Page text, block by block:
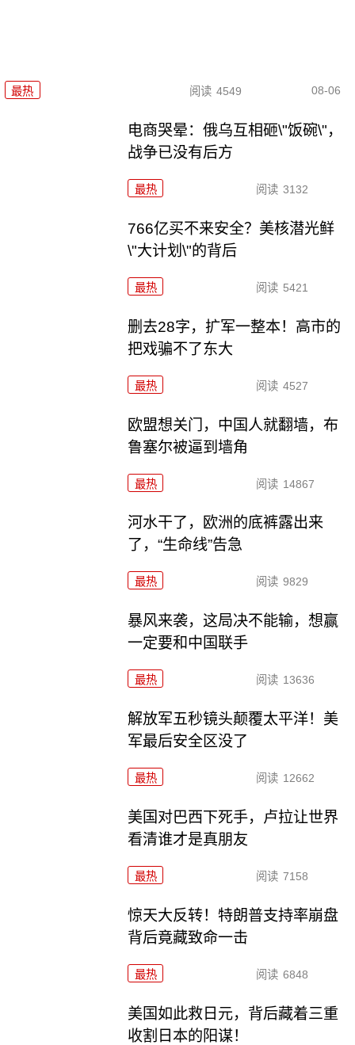
最热 阅读 4549 08-06
电商哭晕：俄乌互相砸\"饭碗\"，
战争已没有后方
最热 阅读 3132
766亿买不来安全？美核潜光鲜
\"大计划\"的背后
最热 阅读 5421
删去28字，扩军一整本！高市的
把戏骗不了东大
最热 阅读 4527
欧盟想关门，中国人就翻墙，布
鲁塞尔被逼到墙角
最热 阅读 14867
河水干了，欧洲的底裤露出来
了，“生命线”告急
最热 阅读 9829
暴风来袭，这局决不能输，想赢
一定要和中国联手
最热 阅读 13636
解放军五秒镜头颠覆太平洋！美
军最后安全区没了
最热 阅读 12662
美国对巴西下死手，卢拉让世界
看清谁才是真朋友
最热 阅读 7158
惊天大反转！特朗普支持率崩盘
背后竟藏致命一击
最热 阅读 6848
美国如此救日元，背后藏着三重
收割日本的阳谋！